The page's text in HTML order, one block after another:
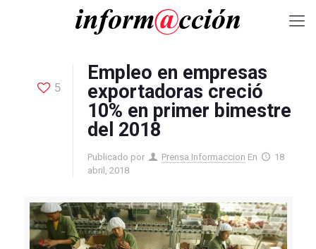
5
Empleo en empresas
exportadoras creció
10% en primer bimestre
del 2018
Publicado por Prensa Informaccion En
18
abril, 2018